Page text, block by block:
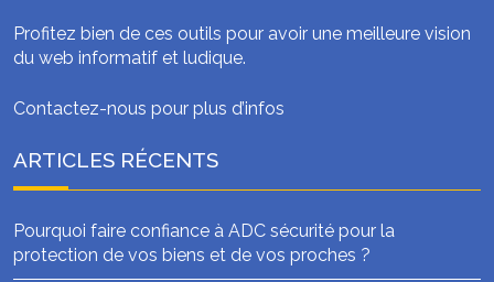
Profitez bien de ces outils pour avoir une meilleure vision
du web informatif et ludique.
Contactez-nous pour plus d’infos
ARTICLES RÉCENTS
Pourquoi faire confiance à ADC sécurité pour la
protection de vos biens et de vos proches ?